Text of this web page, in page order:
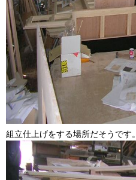
組立仕上げをする場所だそうです。